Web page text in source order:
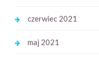
czerwiec 2021
maj 2021